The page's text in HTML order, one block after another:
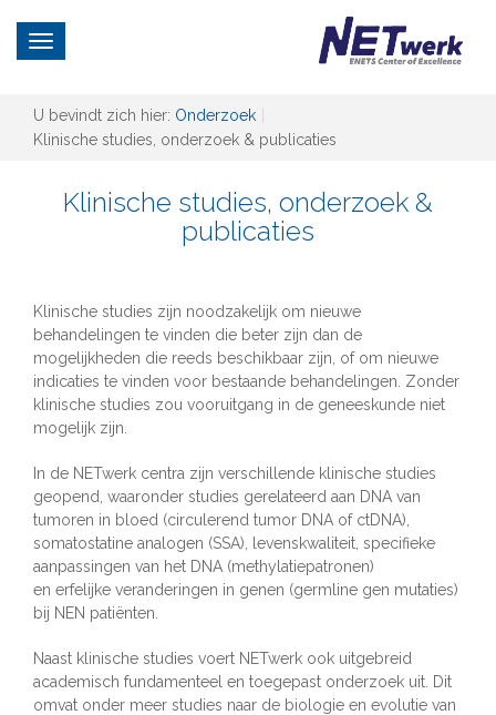
Toggle
navigation
U bevindt zich hier: Onderzoek
Klinische studies, onderzoek & publicaties
Klinische studies, onderzoek &
publicaties
Klinische studies zijn noodzakelijk om nieuwe
behandelingen te vinden die beter zijn dan de
mogelijkheden die reeds beschikbaar zijn, of om nieuwe
indicaties te vinden voor bestaande behandelingen. Zonder
klinische studies zou vooruitgang in de geneeskunde niet
mogelijk zijn.
In de NETwerk centra zijn verschillende klinische studies
geopend, waaronder studies gerelateerd aan DNA van
tumoren in bloed (circulerend tumor DNA of ctDNA),
somatostatine analogen (SSA), levenskwaliteit, specifieke
aanpassingen van het DNA (methylatiepatronen)
en erfelijke veranderingen in genen (germline gen mutaties)
bij NEN patiënten.
Naast klinische studies voert NETwerk ook uitgebreid
academisch fundamenteel en toegepast onderzoek uit. Dit
omvat onder meer studies naar de biologie en evolutie van